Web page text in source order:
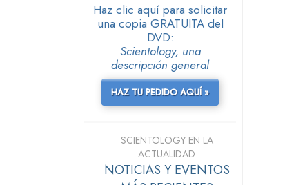
Haz clic aquí para solicitar
una copia GRATUITA del
DVD:
Scientology, una
descripción general
HAZ TU PEDIDO AQUÍ »
SCIENTOLOGY EN LA
ACTUALIDAD
NOTICIAS Y EVENTOS